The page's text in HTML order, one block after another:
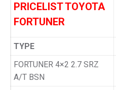
PRICELIST TOYOTA
FORTUNER
TYPE
FORTUNER 4×2 2.7 SRZ
A/T BSN